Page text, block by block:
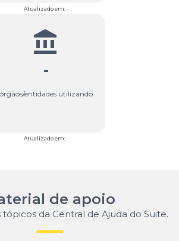
Atualizado em: -
-
órgãos/entidades utilizando
Atualizado em: -
de apoio
da Central de Ajuda do Suite.